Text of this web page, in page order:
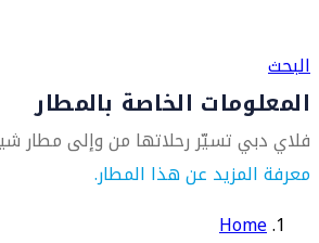
البحث
المعلومات الخاصة بالمطار
فلاي دبي تسيّر رحلاتها من وإلى مطار
معرفة المزيد عن هذا المطار.
Home